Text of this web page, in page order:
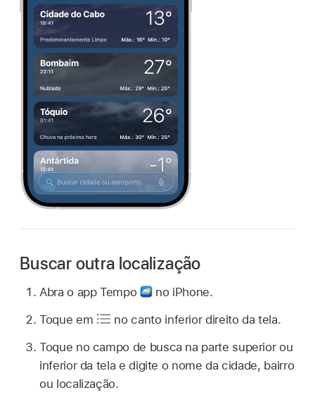
Buscar outra localização
Abra o app Tempo
no iPhone.
Toque em
no canto inferior direito da tela.
Toque no campo de busca na parte superior ou
inferior da tela e digite o nome da cidade, bairro
ou localização.